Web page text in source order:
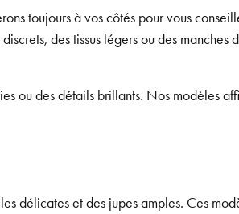
toujours à vos côtés pour vous
des tissus légers ou des manches
ou des détails brillants. Nos modèles
délicates et des jupes amples. Ces